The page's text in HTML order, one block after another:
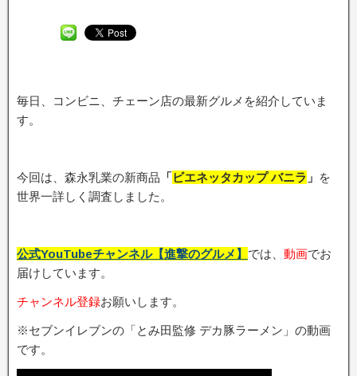
毎日、コンビニ、チェーン店の最新グルメを紹介していま
す。
今回は、森永乳業の新商品 「ビエネッタカップ バニラ 」 を
世界一詳しく調査しました。
公式YouTubeチャンネル【進撃のグルメ】 では、 動画でお
届けしています。
チャンネル登録お願いします。
※セブンイレブンの「とみ田監修 デカ豚ラーメン」の動画
です。